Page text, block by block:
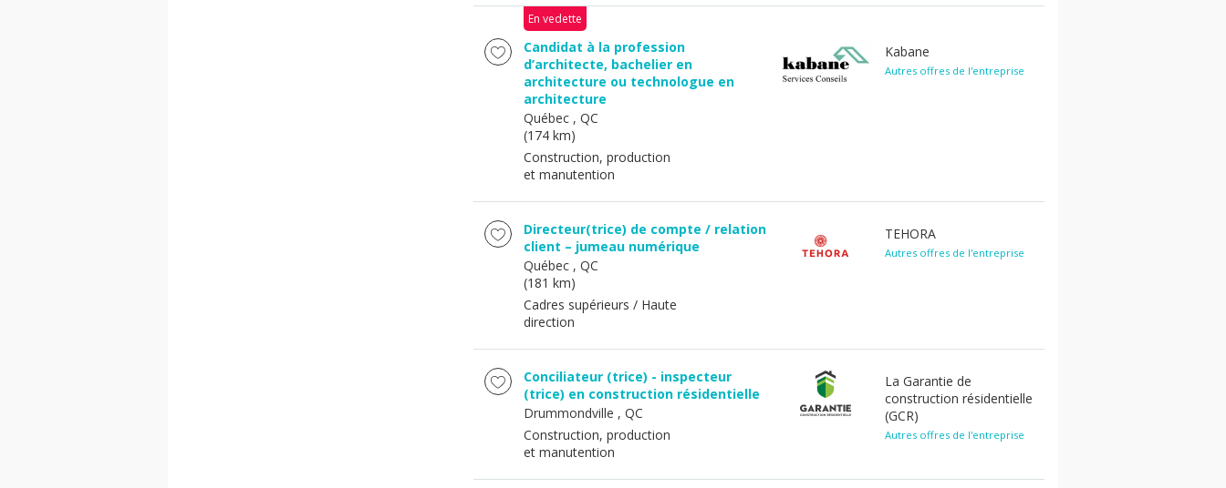
En vedette
Candidat à la profession
d’architecte, bachelier en
architecture ou technologue en
architecture
Québec , QC
(174 km)
Construction, production
et manutention
Kabane
Autres offres de l'entreprise
Directeur(trice) de compte / relation
client – jumeau numérique
Québec , QC
(181 km)
Cadres supérieurs / Haute
direction
TEHORA
Autres offres de l'entreprise
Conciliateur (trice) - inspecteur
(trice) en construction résidentielle
Drummondville , QC
Construction, production
et manutention
La Garantie de
construction résidentielle
(GCR)
Autres offres de l'entreprise